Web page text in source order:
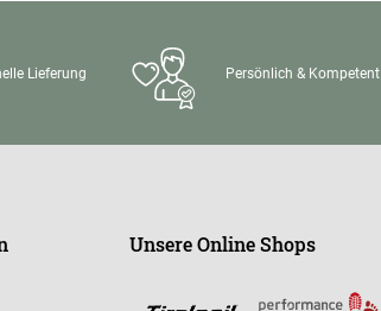
Lieferung Persönlich & Kompetent
Unsere Online Shops